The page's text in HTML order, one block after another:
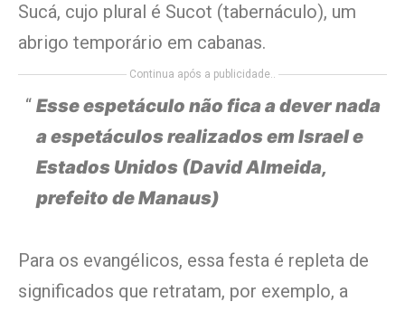
Sucá, cujo plural é Sucot (tabernáculo), um
abrigo temporário em cabanas.
Continua após a publicidade..
Esse espetáculo não fica a dever nada
a espetáculos realizados em Israel e
Estados Unidos (David Almeida,
prefeito de Manaus)
Para os evangélicos, essa festa é repleta de
significados que retratam, por exemplo, a